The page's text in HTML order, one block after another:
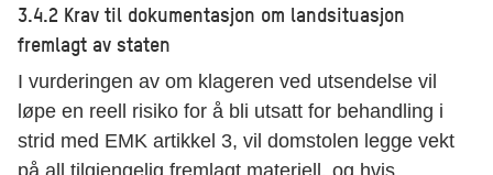
3.4.2 Krav til dokumentasjon om landsituasjon
fremlagt av staten
I vurderingen av om klageren ved utsendelse vil
løpe en reell risiko for å bli utsatt for behandling i
strid med EMK artikkel 3, vil domstolen legge vekt
på all tilgjengelig fremlagt materiell, og hvis